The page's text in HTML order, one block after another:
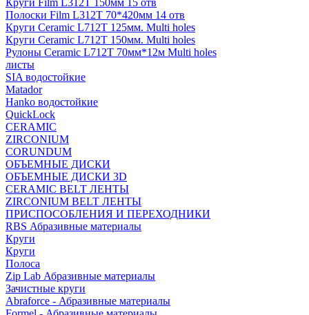
Круги Film L312T 150мм 15 отв
Полоски Film L312T 70*420мм 14 отв
Круги Ceramic L712T 125мм. Multi holes
Круги Ceramic L712T 150мм. Multi holes
Рулоны Ceramic L712T 70мм*12м Multi holes
листы
SIA водостойкие
Matador
Hanko водостойкие
QuickLock
CERAMIC
ZIRCONIUM
СORUNDUM
ОБЪЕМНЫЕ ДИСКИ
ОБЪЕМНЫЕ ДИСКИ 3D
CERAMIC BELT ЛЕНТЫ
ZIRCONIUM BELT ЛЕНТЫ
ПРИСПОСОБЛЕНИЯ И ПЕРЕХОДНИКИ
RBS Абразивные материалы
Круги
Круги
Полоса
Zip Lab Абразивные материалы
Зачистные круги
Abraforce - Абразивные материалы